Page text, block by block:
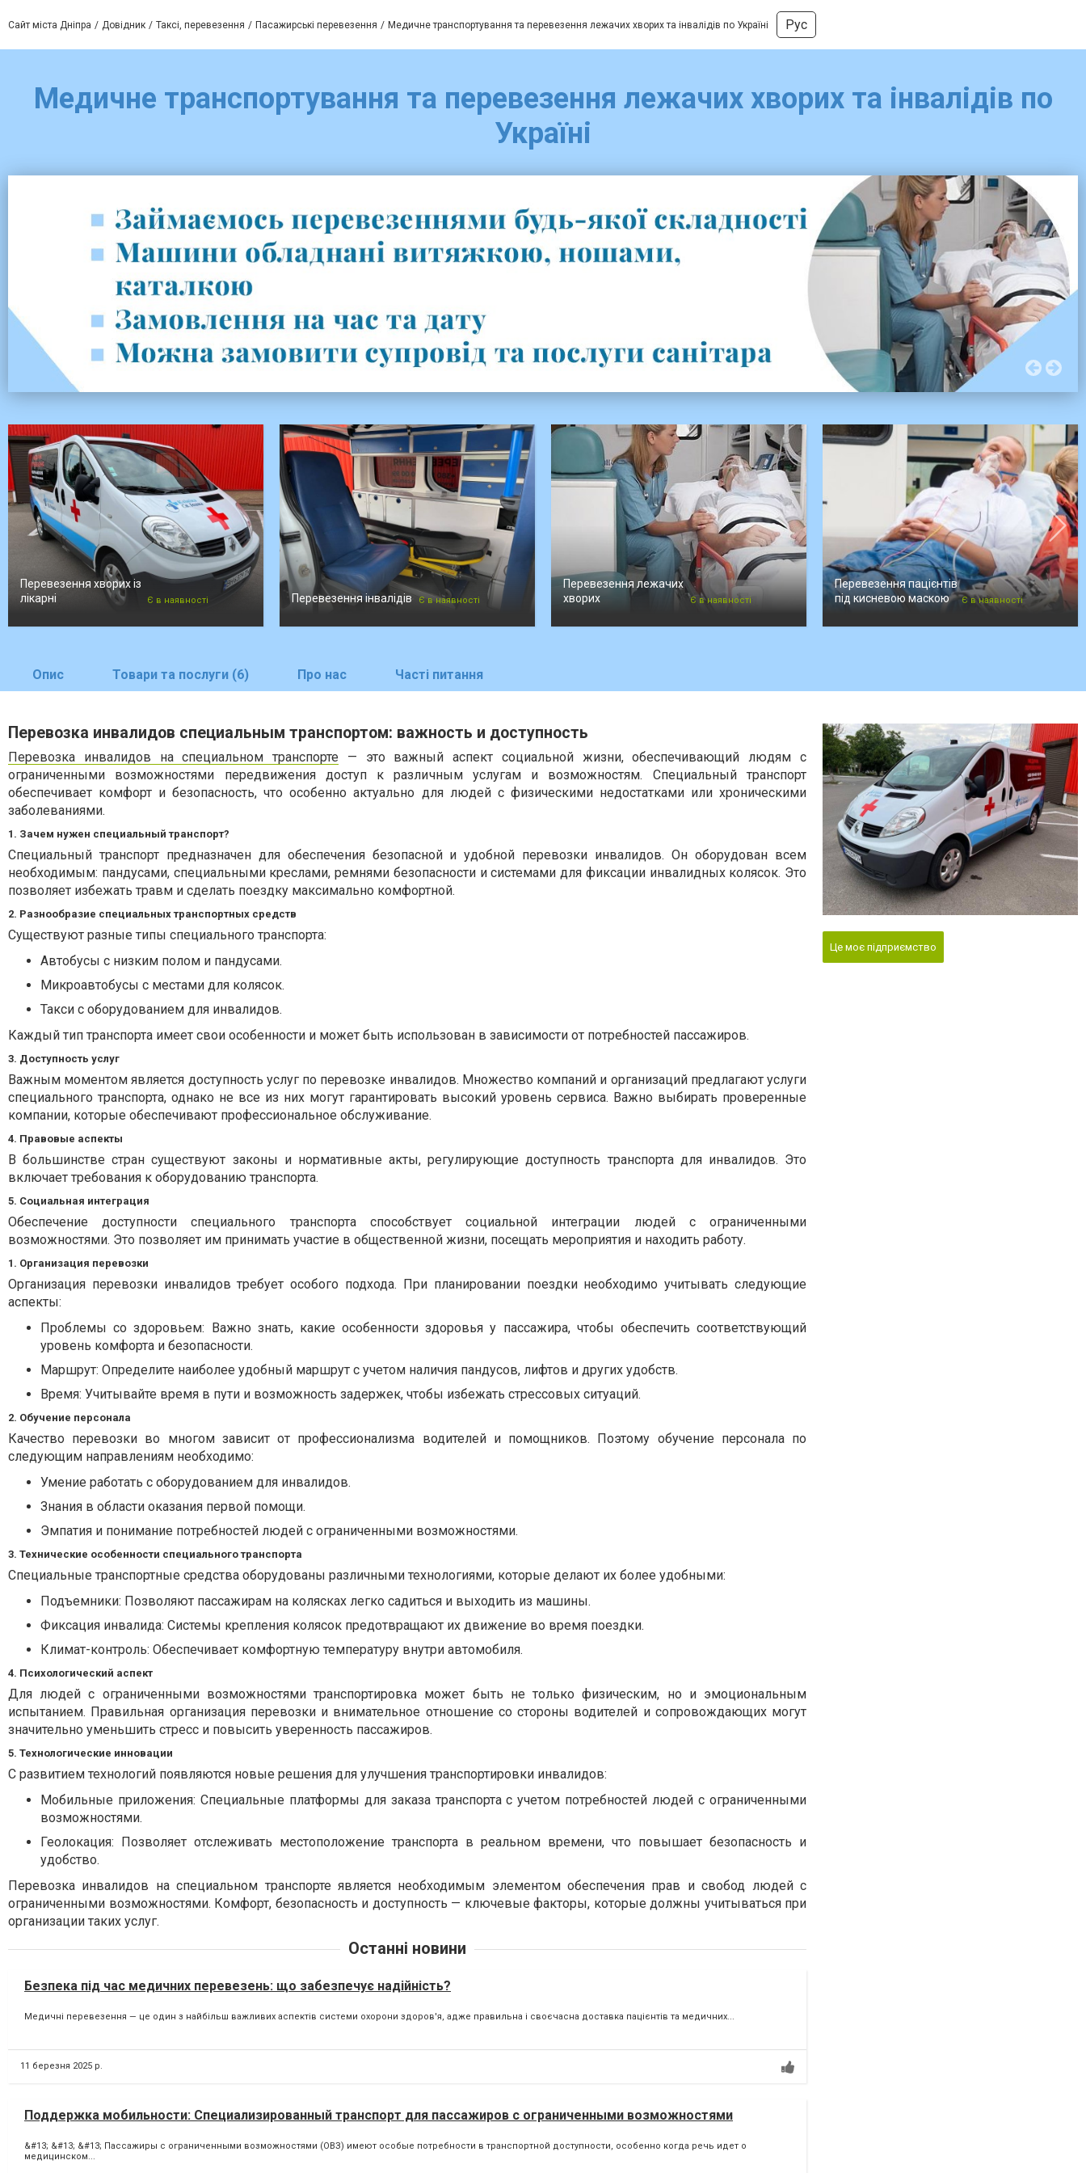
Сайт міста Дніпра Довідник Таксі, перевезення Пасажирські перевезення Медичне транспортування та перевезення лежачих хворих та інвалідів по Україні Рус
Медичне транспортування та перевезення лежачих хворих та інвалідів по
Україні
Перевезення хворих із
лікарні
Є в наявності Перевезення інвалідів Є в наявності
Перевезення лежачих
хворих
Є в наявності
Перевезення пацієнтів
під кисневою маскою
Є в наявності
Опис Товари та послуги (6) Про нас Часті питання
Перевозка инвалидов специальным транспортом: важность и доступность
Перевозка инвалидов на специальном транспорте — это важный аспект социальной жизни, обеспечивающий людям с
ограниченными возможностями передвижения доступ к различным услугам и возможностям. Специальный транспорт
обеспечивает комфорт и безопасность, что особенно актуально для людей с физическими недостатками или хроническими
заболеваниями.
1. Зачем нужен специальный транспорт?
Специальный транспорт предназначен для обеспечения безопасной и удобной перевозки инвалидов. Он оборудован всем
необходимым: пандусами, специальными креслами, ремнями безопасности и системами для фиксации инвалидных колясок. Это
позволяет избежать травм и сделать поездку максимально комфортной.
2. Разнообразие специальных транспортных средств
Существуют разные типы специального транспорта:
Автобусы с низким полом и пандусами.
Микроавтобусы с местами для колясок.
Такси с оборудованием для инвалидов.
Каждый тип транспорта имеет свои особенности и может быть использован в зависимости от потребностей пассажиров.
3. Доступность услуг
Важным моментом является доступность услуг по перевозке инвалидов. Множество компаний и организаций предлагают услуги
специального транспорта, однако не все из них могут гарантировать высокий уровень сервиса. Важно выбирать проверенные
компании, которые обеспечивают профессиональное обслуживание.
4. Правовые аспекты
В большинстве стран существуют законы и нормативные акты, регулирующие доступность транспорта для инвалидов. Это
включает требования к оборудованию транспорта.
5. Социальная интеграция
Обеспечение доступности специального транспорта способствует социальной интеграции людей с ограниченными
возможностями. Это позволяет им принимать участие в общественной жизни, посещать мероприятия и находить работу.
1. Организация перевозки
Организация перевозки инвалидов требует особого подхода. При планировании поездки необходимо учитывать следующие
аспекты:
Проблемы со здоровьем: Важно знать, какие особенности здоровья у пассажира, чтобы обеспечить соответствующий
уровень комфорта и безопасности.
Маршрут: Определите наиболее удобный маршрут с учетом наличия пандусов, лифтов и других удобств.
Время: Учитывайте время в пути и возможность задержек, чтобы избежать стрессовых ситуаций.
2. Обучение персонала
Качество перевозки во многом зависит от профессионализма водителей и помощников. Поэтому обучение персонала по
следующим направлениям необходимо:
Умение работать с оборудованием для инвалидов.
Знания в области оказания первой помощи.
Эмпатия и понимание потребностей людей с ограниченными возможностями.
3. Технические особенности специального транспорта
Специальные транспортные средства оборудованы различными технологиями, которые делают их более удобными:
Подъемники: Позволяют пассажирам на колясках легко садиться и выходить из машины.
Фиксация инвалида: Системы крепления колясок предотвращают их движение во время поездки.
Климат-контроль: Обеспечивает комфортную температуру внутри автомобиля.
4. Психологический аспект
Для людей с ограниченными возможностями транспортировка может быть не только физическим, но и эмоциональным
испытанием. Правильная организация перевозки и внимательное отношение со стороны водителей и сопровождающих могут
значительно уменьшить стресс и повысить уверенность пассажиров.
5. Технологические инновации
С развитием технологий появляются новые решения для улучшения транспортировки инвалидов:
Мобильные приложения: Специальные платформы для заказа транспорта с учетом потребностей людей с ограниченными
возможностями.
Геолокация: Позволяет отслеживать местоположение транспорта в реальном времени, что повышает безопасность и
удобство.
Перевозка инвалидов на специальном транспорте является необходимым элементом обеспечения прав и свобод людей с
ограниченными возможностями. Комфорт, безопасность и доступность — ключевые факторы, которые должны учитываться при
организации таких услуг.
Останні новини
Безпека під час медичних перевезень: що забезпечує надійність?
Медичні перевезення — це один з найбільш важливих аспектів системи охорони здоров'я, адже правильна і своєчасна доставка пацієнтів та медичних...
11 березня 2025 р.
Поддержка мобильности: Специализированный транспорт для пассажиров с ограниченными возможностями
&#13; &#13; &#13; Пассажиры с ограниченными возможностями (ОВЗ) имеют особые потребности в транспортной доступности, особенно когда речь идет о
медицинском...
Це моє підприємство